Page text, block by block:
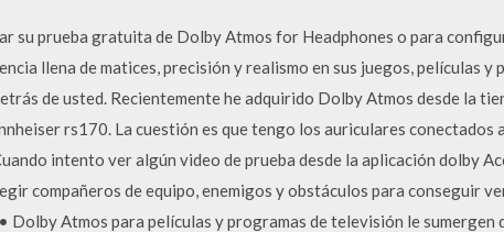
su prueba gratuita de Dolby Atmos for Headphones o para
llena de matices, precisión y realismo en sus juegos, películas y
de usted. Recientemente he adquirido Dolby Atmos desde la
rs170. La cuestión es que tengo los auriculares conectados
intento ver algún video de prueba desde la aplicación dolby
compañeros de equipo, enemigos y obstáculos para conseguir
Dolby Atmos para películas y programas de televisión le sumergen